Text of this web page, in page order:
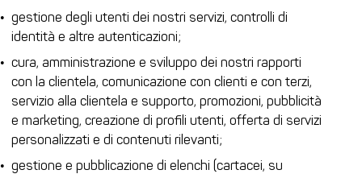
gestione degli utenti dei nostri servizi, controlli di
identità e altre autenticazioni;
cura, amministrazione e sviluppo dei nostri rapporti
con la clientela, comunicazione con clienti e con terzi,
servizio alla clientela e supporto, promozioni, pubblicità
e marketing, creazione di profili utenti, offerta di servizi
personalizzati e di contenuti rilevanti;
gestione e pubblicazione di elenchi (cartacei, su